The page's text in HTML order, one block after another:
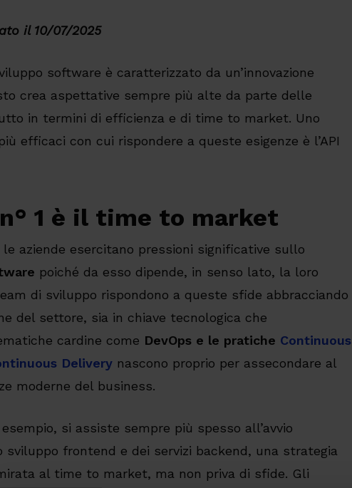
il 10/07/2025
software è caratterizzato da un’innovazione
crea aspettative sempre più alte da parte delle
in termini di efficienza e di time to market. Uno
efficaci con cui rispondere a queste esigenze è l’API
1 è il time to market
aziende esercitano pressioni significative sullo
poiché da esso dipende, in senso lato, la loro
di sviluppo rispondono a queste sfide abbracciando
del settore, sia in chiave tecnologica che
cardine come DevOps e le pratiche Continuous
Delivery nascono proprio per assecondare al
moderne del business.
si assiste sempre più spesso all’avvio
sviluppo frontend e dei servizi backend, una strategia
al time to market, ma non priva di sfide. Gli